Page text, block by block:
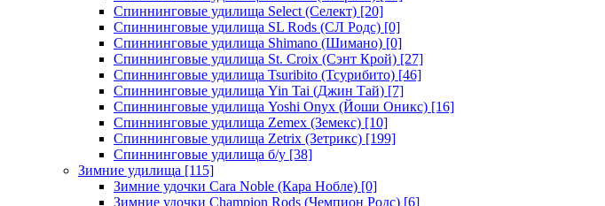
Спиннинговые удилища Select (Селект) [20]
Спиннинговые удилища SL Rods (СЛ Родс) [0]
Спиннинговые удилища Shimano (Шимано) [0]
Спиннинговые удилища St. Croix (Сэнт Крой) [27]
Спиннинговые удилища Tsuribito (Тсурибито) [46]
Спиннинговые удилища Yin Tai (Джин Тай) [7]
Спиннинговые удилища Yoshi Onyx (Йоши Оникс) [16]
Спиннинговые удилища Zemex (Земекс) [10]
Спиннинговые удилища Zetrix (Зетрикс) [199]
Спиннинговые удилища б/у [38]
Зимние удилища [115]
Зимние удочки Cara Noble (Кара Нобле) [0]
Зимние удочки Champion Rods (Чемпион Родс) [6]